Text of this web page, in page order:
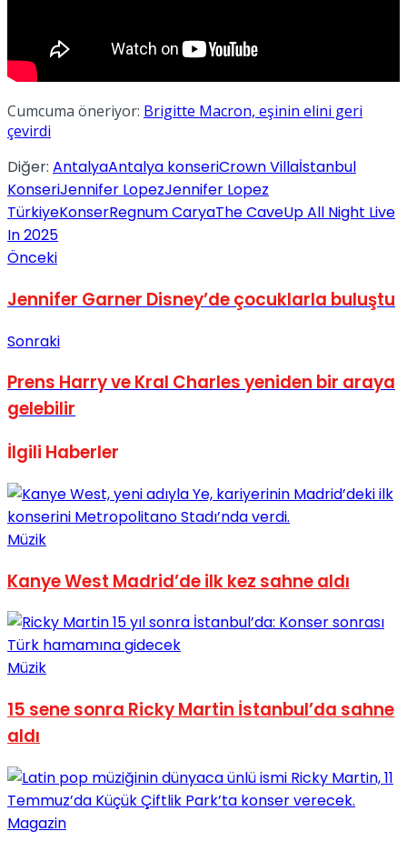
Cumcuma öneriyor: Brigitte Macron, eşinin elini geri
çevirdi
Diğer: AntalyaAntalya konseriCrown Villaİstanbul
KonseriJennifer LopezJennifer Lopez
TürkiyeKonserRegnum CaryaThe CaveUp All Night Live
In 2025
Önceki
Jennifer Garner Disney’de çocuklarla buluştu
Sonraki
Prens Harry ve Kral Charles yeniden bir araya
gelebilir
İlgili Haberler
Müzik
Kanye West Madrid’de ilk kez sahne aldı
Müzik
15 sene sonra Ricky Martin İstanbul’da sahne
aldı
Magazin